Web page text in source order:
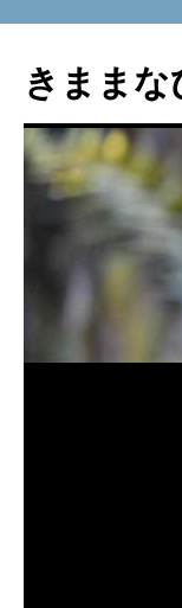
テ
ン
ス
キ
きまま